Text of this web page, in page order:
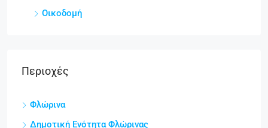
Οικοδομή
Περιοχές
Φλώρινα
Δημοτική Ενότητα Φλώρινας